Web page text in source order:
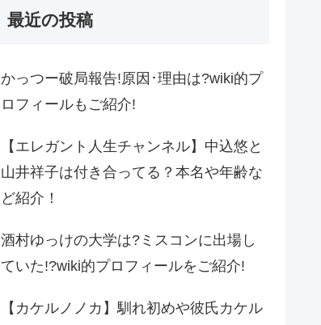
最近の投稿
かっつー破局報告!原因･理由は?wiki的プ
ロフィールもご紹介!
【エレガント人生チャンネル】中込悠と
山井祥子は付き合ってる？本名や年齢な
ど紹介！
酒村ゆっけの大学は?ミスコンに出場し
ていた!?wiki的プロフィールをご紹介!
【カケルノノカ】馴れ初めや彼氏カケル